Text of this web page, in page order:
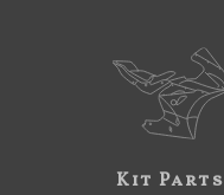
Kit Parts